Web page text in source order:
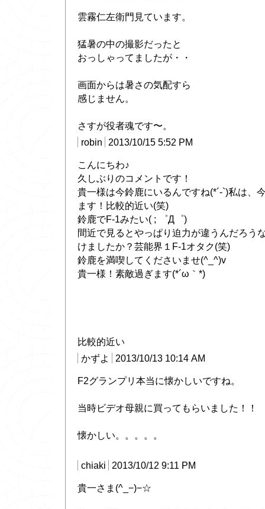
雲霧仁左衛門見ています。
猛暑の中の撮影だったと
おっしゃってましたが・・
画面からは暑さの気配すら
感じません。
さすが役者魂です〜。
robin
2013/10/15 5:52 PM
こんにちわ♪
久しぶりのコメントです！
貴一様は今鈴鹿にいるんですね(*´-`)私は、
ます！比較的近い(笑)
鈴鹿でF-1みたい( ; ゜Д゜)
間近で見るとやっぱり迫力が違うんだろう
けましたか？芸能界１F-1オタク(笑)
鈴鹿を満喫してくださいませ(^_^)v
貴一様！素敵過ぎます(*´ω｀*)
比較的近い
かずよ
2013/10/13 10:14 AM
F2グランプリ本当に懐かしいですね。
当時ビデオ母親に買ってもらいました！！
懐かしい。。。。。
chiaki 2013/10/12 9:11 PM
貴一さま(^_−)−☆